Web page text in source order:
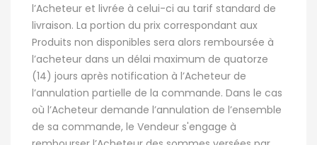
l’Acheteur et livrée à celui-ci au tarif standard de
livraison. La portion du prix correspondant aux
Produits non disponibles sera alors remboursée à
l’acheteur dans un délai maximum de quatorze
(14) jours après notification à l’Acheteur de
l’annulation partielle de la commande. Dans le cas
où l’Acheteur demande l’annulation de l’ensemble
de sa commande, le Vendeur s'engage à